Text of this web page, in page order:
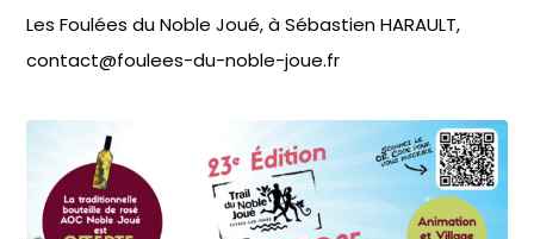
Les Foulées du Noble Joué, à Sébastien HARAULT,
contact@foulees-du-noble-joue.fr